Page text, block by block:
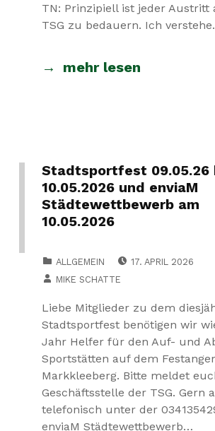
TN: Prinzipiell ist jeder Austritt
TSG zu bedauern. Ich
mehr lesen
Stadtsportfest 09.05.26
10.05.2026 und enviaM
Städtewettbewerb am
10.05.2026
ALLGEMEIN
17. APRIL 2026
MIKE SCHATTE
Liebe Mitglieder zu dem
Stadtsportfest benötigen wir
Jahr Helfer für den Auf- und
Sportstätten auf dem Festanger
Markkleeberg. Bitte meldet
Geschäftsstelle der TSG. Gern
telefonisch unter der
enviaM Städtewettbewerb…